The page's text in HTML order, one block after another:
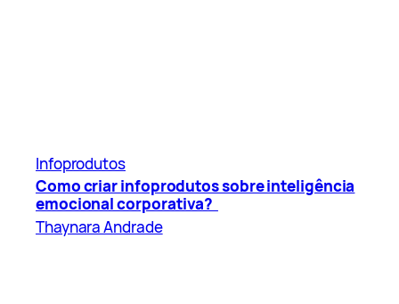
Infoprodutos
Como criar infoprodutos sobre inteligência
emocional corporativa?
Thaynara Andrade